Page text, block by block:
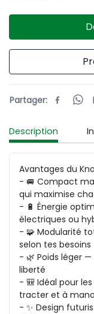
Partager:
Description
Avantages du
- 🚐 Compact
qui maximise
- 🔋 Énergie
électriques ou
- 🧩 Modularité
selon tes besoins
- 🌿 Poids léger
liberté
- 🎒 Idéal pour
tracter et à
- ✨ Design